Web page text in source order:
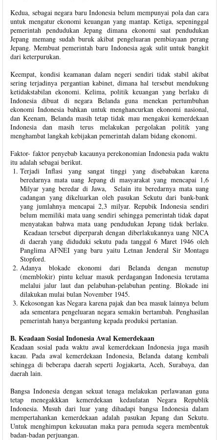
Kedua, sebagai negara baru Indonesia belum mempunyai pola dan cara
untuk mengatur ekonomi keuangan yang mantap. Ketiga, sepeninggal
pemerintah pendudukan Jepang dimana ekonomi saat pendudukan
Jepang memang sudah buruk akibat pengeluaran pembiayaan perang
Jepang. Membuat pemerintah baru Indonesia agak sulit untuk bangkit
dari keterpurukan.
Keempat, kondisi keamanan dalam negeri sendiri tidak stabil akibat
sering terjadinya pergantian kabinet, dimana hal tersebut mendukung
ketidakstabilan ekonomi. Kelima, politik keuangan yang berlaku di
Indonesia dibuat di negara Belanda guna menekan pertumbuhan
ekonomi Indonesia bahkan untuk menghancurkan ekonomi nasional,
dan Keenam, Belanda masih tetap tidak mau mengakui kemerdekaan
Indonesia dan masih terus melakukan pergolakan politik yang
menghambat langkah kebijakan pemerintah dalam bidang ekonomi.
Faktor- faktor penyebab kacaunya perekonomian Indonesia pada waktu
itu adalah sebagai berikut.
Terjadi Inflasi yang sangat tinggi yang disebabakan karena
beredarnya mata uang Jepang di masyarakat yang mencapai 1,6
Milyar yang beredar di Jawa, Selain itu beredarnya mata uang
cadangan yang dikeluarkan oleh pasukan Sekutu dari bank-bank
yang jumlahnya mencapai 2,3 milyar. Repubik Indonesia sendiri
belum memiliki mata uang sendiri sehingga pemerintah tidak dapat
menyatakan bahwa mata uang pendudukan Jepang tidak berlaku.
Keadaan tersebut diperparah dengan diberlakukannya uang NICA
di daerah yang diduduki sekutu pada tanggal 6 Maret 1946 oleh
Panglima AFNEI yang baru yaitu Letnan Jenderal Sir Montagu
Stopford.
Adanya blokade ekonomi dari Belanda dengan menutup
(memblokir) pintu keluar masuk perdagangan Indonesia terutama
melalui jalur laut dan pelabuhan-pelabuhan penting. Blokade ini
dilakukan mulai bulan November 1945.
Kekosongan kas Negara karena pajak dan bea masuk lainnya belum
ada sementara pengeluaran negara semakin bertambah. Penghasilan
pemerintah hanya bergantung kepada produksi pertanian.
B. Keadaan Sosial Indonesia Awal Kemerdekaan
Keadaan sosial pada waktu awal kemerdekaan Indonesia juga masih
kacau. Pada awal kemerdekaan Indonesia, Belanda datang kembali
sehingga di beberapa daerah seperti Jogjakarta, Aceh, Surabaya, dan
daerah lain.
Bangsa Indonesia dengan sekuat tenaga melakukan perlawanan guna
tetap menegakkkan kemerdekaan kedaulatan Negara Republik
Indonesia. Musuh dari luar yang dihadapi bangsa Indonesia dalam
mempertahankan kemerdekaan adalah pasukan Jepang dan Sekutu.
Untuk menghimpun kekuuatan maka para pemuda segera membentuk
badan-badan perjuangan.